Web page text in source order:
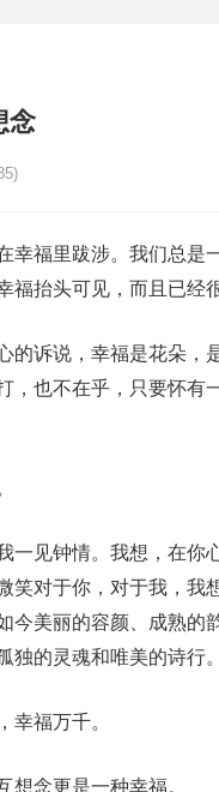
念
幸福里跋涉。我们总是
抬头可见，而且已经
的诉说，幸福是花朵，
，也不在乎，只要怀有
一见钟情。我想，在你
笑对于你，对于我，
今美丽的容颜、成熟
独的灵魂和唯美的诗行。
幸福万千。
想念更是一种幸福。